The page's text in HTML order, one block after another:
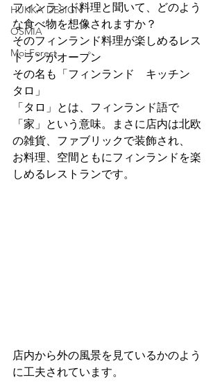
HUKKA DESIGN
OSMIA
Moi Forest
フィンランド料理と聞いて、どのよう
な食べ物を想像されますか？
そのフィンランド料理が楽しめるレス
トランがオープン
その名も「フィンランド　キッチン
タロ」
「タロ」とは、フィンランド語で
「家」という意味。まさに店内は北欧
の雑貨、ファブリックで装飾され、
お料理、空間ともにフィンランドを楽
しめるレストランです。
店内から外の風景を見ているかのよう
に工夫されています。